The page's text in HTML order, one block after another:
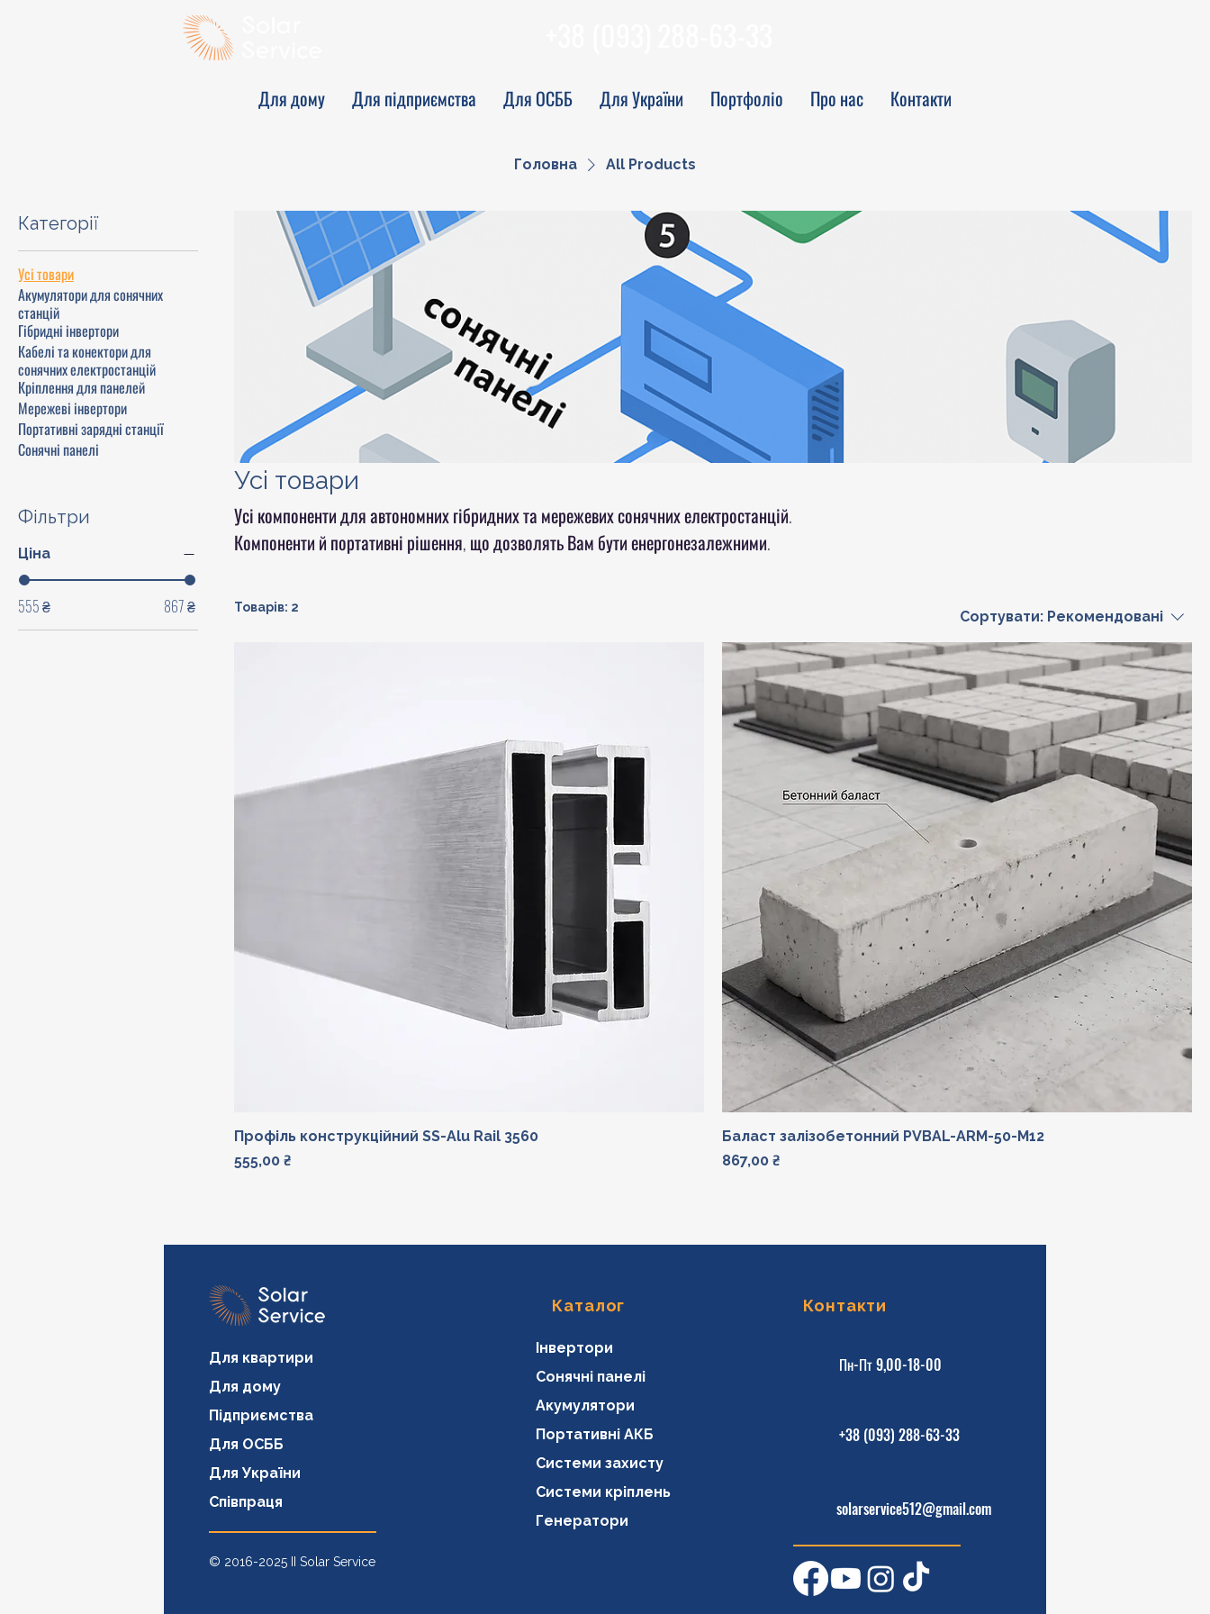
Для дому Для підприємства Для ОСББ Для України Портфоліо Про нас Контакти
Головна All Products
Категорії
Усі товари
Акумулятори для сонячних
станцій
Гібридні інвертори
Кабелі та конектори для
сонячних електростанцій
Кріплення для панелей
Мережеві інвертори
Портативні зарядні станції
Сонячні панелі
Фільтри
Ціна
555 ₴ 867 ₴
Усі товари
Усі компоненти для автономних гібридних та мережевих сонячних електростанцій.
Компоненти й портативні рішення, що дозволять Вам бути енергонезалежними.
Товарів: 2
Сортувати: Рекомендовані
Профіль конструкційний SS-Alu Rail 3560
Ціна
555,00 ₴
Баласт залізобетонний PVBAL-ARM-50-M12
Ціна
867,00 ₴
Для квартири
Для дому
Підприємства
Для ОСББ
Для України
Співпраця
© 2016-2025 II Solar Service
Каталог
Інвертори
Сонячні панелі
Акумулятори
Портативні АКБ
Системи захисту
Системи кріплень
Генератори
Контакти
Пн-Пт 9,00-18-00
+38 (093) 288-63-33
solarservice512@gmail.com